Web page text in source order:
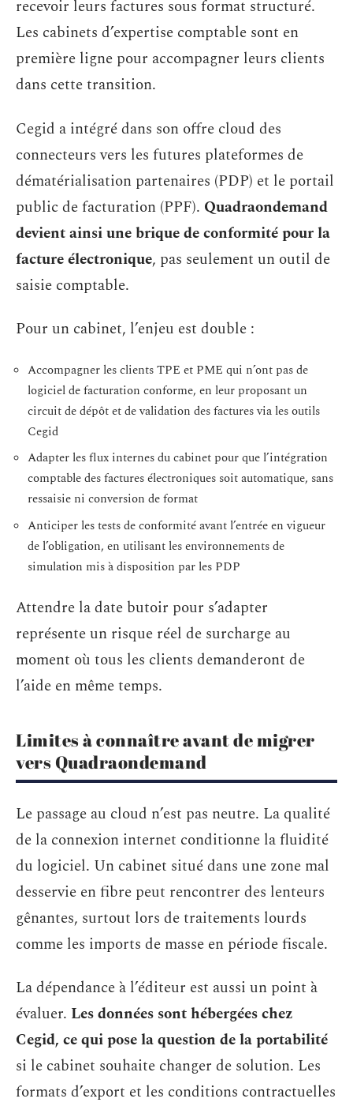
recevoir leurs factures sous format structuré.
Les cabinets d’expertise comptable sont en
première ligne pour accompagner leurs clients
dans cette transition.
Cegid a intégré dans son offre cloud des
connecteurs vers les futures plateformes de
dématérialisation partenaires (PDP) et le portail
public de facturation (PPF). Quadraondemand
devient ainsi une brique de conformité pour la
facture électronique, pas seulement un outil de
saisie comptable.
Pour un cabinet, l’enjeu est double :
Accompagner les clients TPE et PME qui n’ont pas de
logiciel de facturation conforme, en leur proposant un
circuit de dépôt et de validation des factures via les outils
Cegid
Adapter les flux internes du cabinet pour que l’intégration
comptable des factures électroniques soit automatique, sans
ressaisie ni conversion de format
Anticiper les tests de conformité avant l’entrée en vigueur
de l’obligation, en utilisant les environnements de
simulation mis à disposition par les PDP
Attendre la date butoir pour s’adapter
représente un risque réel de surcharge au
moment où tous les clients demanderont de
l’aide en même temps.
Limites à connaître avant de migrer
vers Quadraondemand
Le passage au cloud n’est pas neutre. La qualité
de la connexion internet conditionne la fluidité
du logiciel. Un cabinet situé dans une zone mal
desservie en fibre peut rencontrer des lenteurs
gênantes, surtout lors de traitements lourds
comme les imports de masse en période fiscale.
La dépendance à l’éditeur est aussi un point à
évaluer. Les données sont hébergées chez
Cegid, ce qui pose la question de la portabilité
si le cabinet souhaite changer de solution. Les
formats d’export et les conditions contractuelles